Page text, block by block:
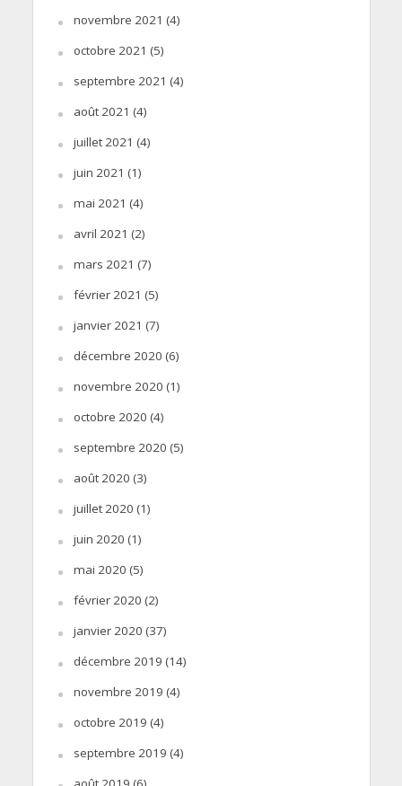
novembre 2021 (4)
octobre 2021 (5)
septembre 2021 (4)
août 2021 (4)
juillet 2021 (4)
juin 2021 (1)
mai 2021 (4)
avril 2021 (2)
mars 2021 (7)
février 2021 (5)
janvier 2021 (7)
décembre 2020 (6)
novembre 2020 (1)
octobre 2020 (4)
septembre 2020 (5)
août 2020 (3)
juillet 2020 (1)
juin 2020 (1)
mai 2020 (5)
février 2020 (2)
janvier 2020 (37)
décembre 2019 (14)
novembre 2019 (4)
octobre 2019 (4)
septembre 2019 (4)